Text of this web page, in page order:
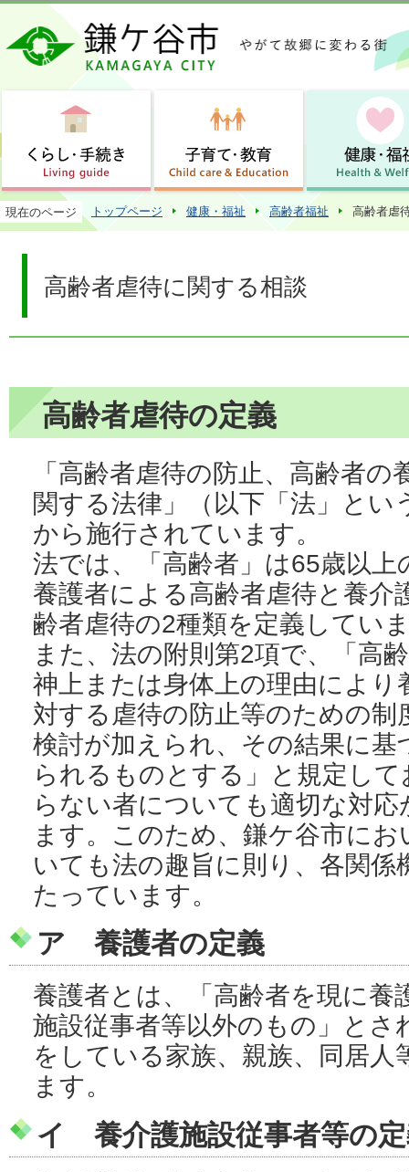
この
現在のページ トップページ 健康・福祉 高齢者福祉 高齢者虐
高齢者虐待に関する相談
高齢者虐待の定義
「高齢者虐待の防止、高齢者
関する法律」（以下「法」とい
から施行されています。
法では、「高齢者」は65歳以
養護者による高齢者虐待と養介
齢者虐待の2種類を定義してい
また、法の附則第2項で、「高
神上または身体上の理由によ
対する虐待の防止等のための
検討が加えられ、その結果に
られるものとする」と規定し
らない者についても適切な対
ます。このため、鎌ケ谷市に
いても法の趣旨に則り、各関
たっています。
ア 養護者の定義
養護者とは、「高齢者を現に養
施設従事者等以外のもの」とさ
をしている家族、親族、同居
ます。
イ 養介護施設従事者等の